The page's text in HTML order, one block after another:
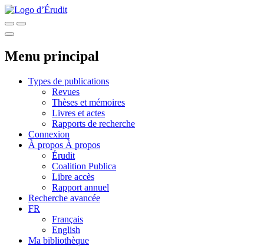
Menu principal
Types de publications
Revues
Thèses et mémoires
Livres et actes
Rapports de recherche
Connexion
À propos À propos
Érudit
Coalition Publica
Libre accès
Rapport annuel
Recherche avancée
FR
Français
English
Ma bibliothèque